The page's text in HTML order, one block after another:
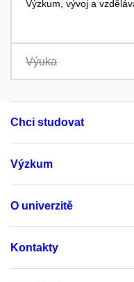
Výzkum, vývoj a
Výuka
Chci studovat
Výzkum
O univerzitě
Kontakty